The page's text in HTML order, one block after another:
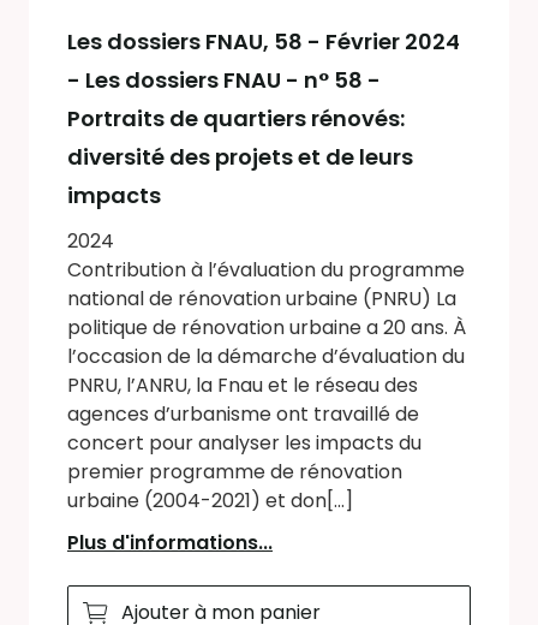
Les dossiers FNAU, 58 - Février 2024
- Les dossiers FNAU - n° 58 -
Portraits de quartiers rénovés:
diversité des projets et de leurs
impacts
2024
Contribution à l’évaluation du programme
national de rénovation urbaine (PNRU) La
politique de rénovation urbaine a 20 ans. À
l’occasion de la démarche d’évaluation du
PNRU, l’ANRU, la Fnau et le réseau des
agences d’urbanisme ont travaillé de
concert pour analyser les impacts du
premier programme de rénovation
urbaine (2004-2021) et don[...]
Plus d'informations...
Ajouter à mon panier